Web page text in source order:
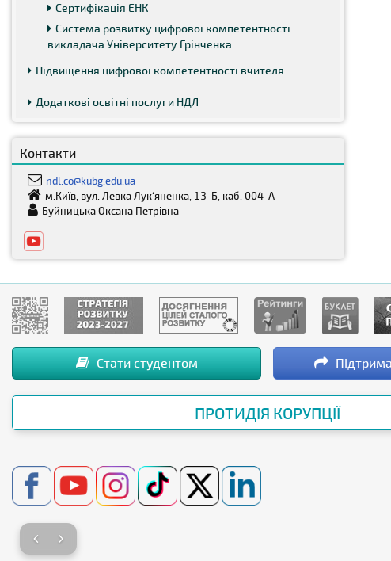
Сертифікація ЕНК
Система розвитку цифрової компетентності
викладача Університету Грінченка
Підвищення цифрової компетентності вчителя
Додаткові освітні послуги НДЛ
Контакти
ndl.co@kubg.edu.ua
м.Київ, вул. Левка Лук‘яненка, 13-Б, каб. 004-А
Буйницька Оксана Петрівна
Стати студентом
ПРОТИДІЯ КОРУПЦІЇ